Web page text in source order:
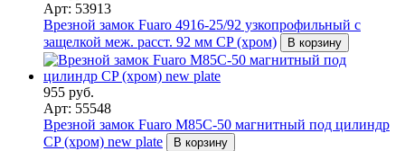
Арт: 53913
Врезной замок Fuaro 4916-25/92 узкопрофильный с
защелкой меж. расст. 92 мм CP (хром)
В корзину
955 руб.
Арт: 55548
Врезной замок Fuaro M85C-50 магнитный под цилиндр
CP (хром) new plate
В корзину